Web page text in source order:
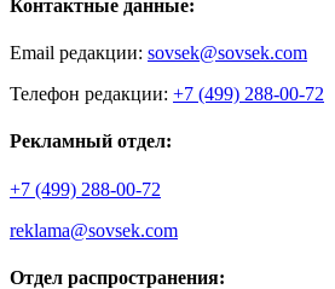
Контактные данные:
Email редакции: sovsek@sovsek.com
Телефон редакции: +7 (499) 288-00-72
Рекламный отдел:
+7 (499) 288-00-72
reklama@sovsek.com
Отдел распространения: